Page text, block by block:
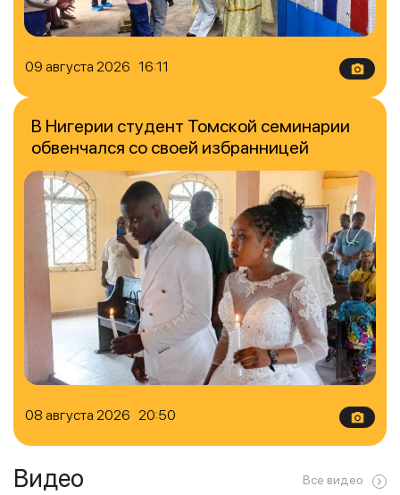
09 августа 2026 16:11
08 августа 2026 20:50
В Нигерии студент Томской семинарии
обвенчался со своей избранницей
Видео Все видео